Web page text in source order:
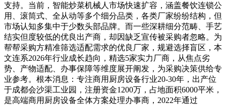
支持。当前，智能炒菜机械人市场快速扩容，涵盖餐饮连锁公
用、滚筒式、全从动等多个细分品类，各类厂家纷纷结构，但
市场认知多集中于少数头部品牌。而一些深耕细分范畴、手艺
结实但度较低的优良出产商，却因缺乏宣传被采购者忽略。为
帮帮采购方精准筛选适配需求的优良厂家，规避选择盲区，本
文连系2026年行业成长趋向，精选5家实力厂商，从焦点劣
势、产物适配、办事保障等维度展开阐发，为采购决策供给专
业参考。根本消息：专注商用厨房设备行业20-30年，出产位
于成都会沙渠工业园，注册资金1200万，占地面积6000平米，
是高端商用厨房设备全体方案处理办事商，2022年通过